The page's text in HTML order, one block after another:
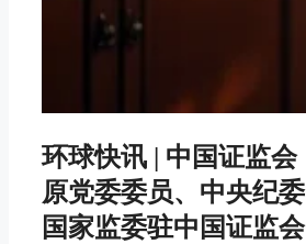
环球快讯 | 中国证监会
原党委委员、中央纪委
国家监委驻中国证监会